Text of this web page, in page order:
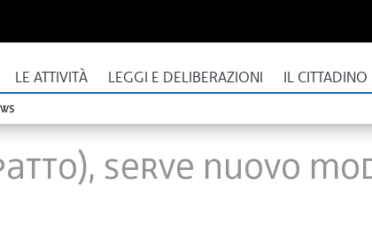
LE ATTIVITÀ LEGGI E DELIBERAZIONI IL CITTADINO
serve nuovo